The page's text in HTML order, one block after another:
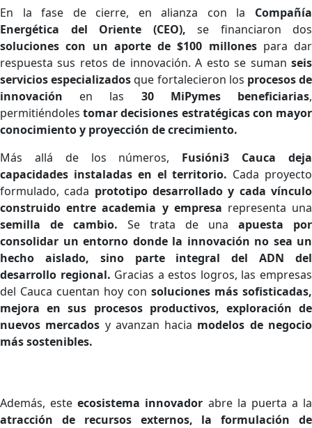
En la fase de cierre, en alianza con la Compañía
Energética del Oriente (CEO), se financiaron dos
soluciones con un aporte de $100 millonespara dar
respuesta sus retos de innovación. A esto se suman seis
servicios especializadosque fortalecieron los procesos de
innovación en las 30 MiPymes beneficiarias,
permitiéndolestomar decisiones estratégicas con mayor
conocimiento y proyección de crecimiento.
Más allá de los números, Fusióni3 Cauca deja
capacidades instaladas en el territorio. Cada proyecto
formulado, cada prototipo desarrollado y cada vínculo
construido entre academia y empresa representa una
semilla de cambio. Se trata de una apuesta por
consolidar un entorno donde la innovación no sea un
hecho aislado, sino parte integral del ADN del
desarrollo regional. Gracias a estos logros, las empresas
del Cauca cuentan hoy con soluciones más sofisticadas,
mejora en sus procesos productivos, exploración de
nuevos mercados y avanzan hacia modelos de negocio
más sostenibles.
Además, esteecosistema innovador abre la puerta a la
atracción de recursos externos, la formulación de